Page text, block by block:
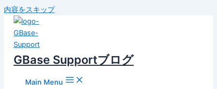
内容をスキップ
GBase Supportブログ
Main Menu